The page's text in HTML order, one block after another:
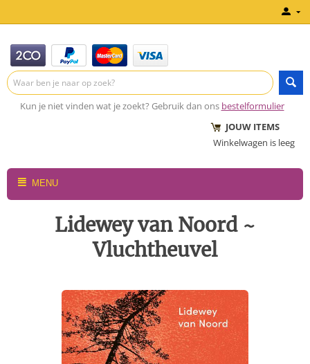
Kun je niet vinden wat je zoekt? Gebruik dan ons bestelformulier
JOUW ITEMS
Winkelwagen is leeg
MENU
Lidewey van Noord ~
Vluchtheuvel